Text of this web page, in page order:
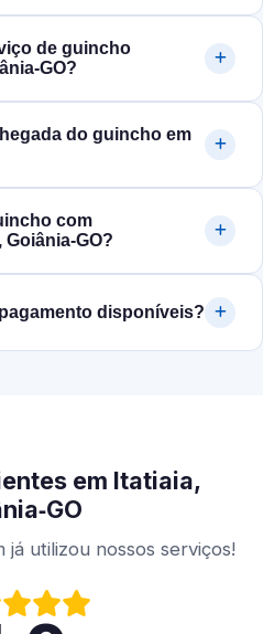
de guincho
do guincho em
com
disponíveis?
em Itatiaia,
utilizou nossos serviços!